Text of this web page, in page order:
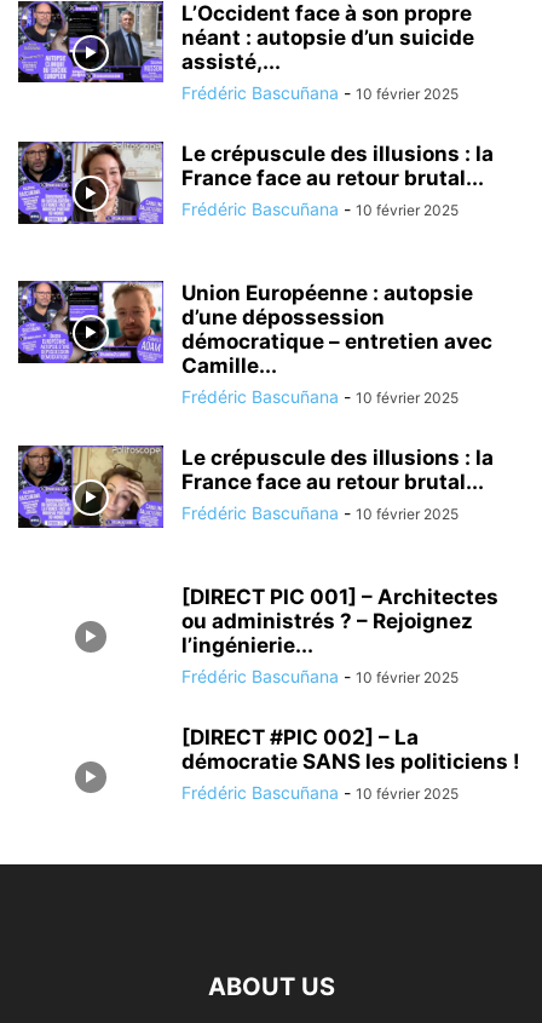
L’Occident face à son propre
néant : autopsie d’un suicide
assisté,...
Frédéric Bascuñana - 10 février 2025
Le crépuscule des illusions : la
France face au retour brutal...
Frédéric Bascuñana - 10 février 2025
Union Européenne : autopsie
d’une dépossession
démocratique – entretien avec
Camille...
Frédéric Bascuñana - 10 février 2025
Le crépuscule des illusions : la
France face au retour brutal...
Frédéric Bascuñana - 10 février 2025
[DIRECT PIC 001] – Architectes
ou administrés ? – Rejoignez
l’ingénierie...
Frédéric Bascuñana - 10 février 2025
[DIRECT #PIC 002] – La
démocratie SANS les politiciens !
Frédéric Bascuñana - 10 février 2025
ABOUT US